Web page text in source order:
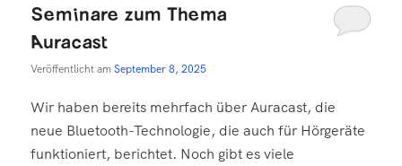
Seminare zum Thema
Auracast
Veröffentlicht amSeptember 8, 2025
Wir haben bereits mehrfach über Auracast, die
neue Bluetooth-Technologie, die auch für Hörgeräte
funktioniert, berichtet. Noch gibt es viele